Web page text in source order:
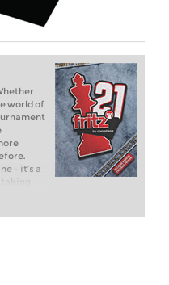
world of
– it’s a
or
with